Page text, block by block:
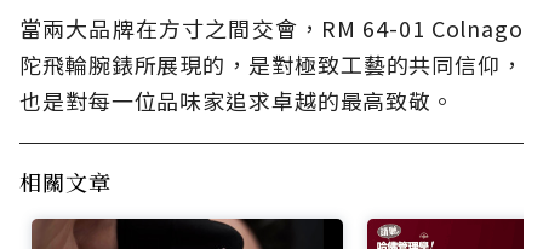
當兩大品牌在方寸之間交會，RM 64-01 Colnago
陀飛輪腕錶所展現的，是對極致工藝的共同信仰，
也是對每一位品味家追求卓越的最高致敬。
相關文章